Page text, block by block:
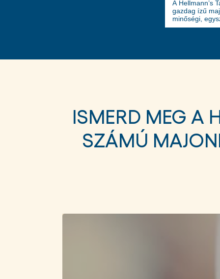
A Hellmann’s
gazdag ízű
minőségi,
világ első
ISMERD MEG A
SZÁMÚ